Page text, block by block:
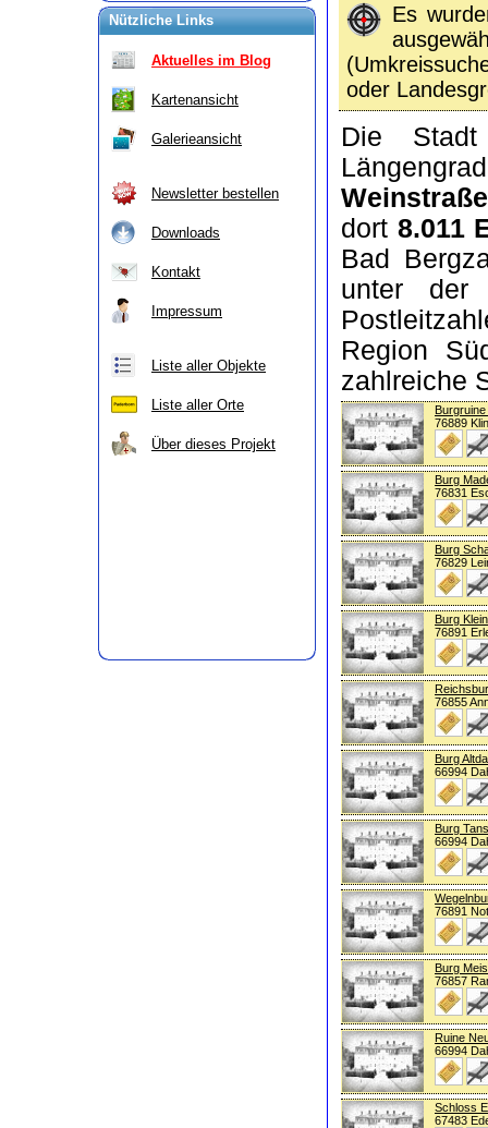
Nützliche Links
Aktuelles im Blog
Kartenansicht
Galerieansicht
Newsletter bestellen
Downloads
Kontakt
Impressum
Liste aller Objekte
Liste aller Orte
Über dieses Projekt
Es
oder
Die
dort 8.011
Bad
unter der
Region
zahlreiche
76889
Burg
76831
Burg
76829
Burg
76891
76855
Burg
66994
Burg
66994
76891
Burg
76857
Ruine
66994
Schloss
67483